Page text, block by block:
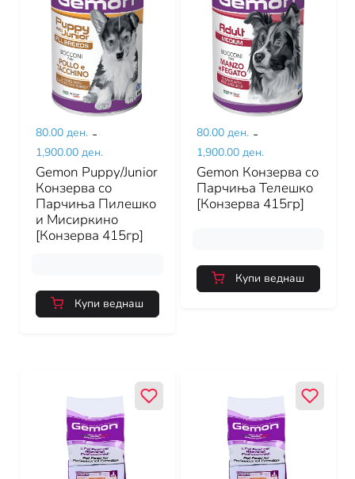
80.00 ден. -
1,900.00 ден.
Gemon Puppy/Junior
Конзерва со
Парчиња Пилешко
и Мисиркино
[Конзерва 415гр]
Купи веднаш
80.00 ден. -
1,900.00 ден.
Gemon Конзерва со
Парчиња Телешко
[Конзерва 415гр]
Купи веднаш